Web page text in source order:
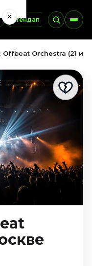
Стендап Выставки
×
Offbeat Orchestra (21